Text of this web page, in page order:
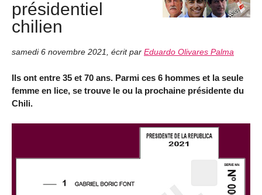
présidentiel
chilien
samedi 6 novembre 2021, écrit par Eduardo Olivares Palma
Ils ont entre 35 et 70 ans. Parmi ces 6 hommes et la seule
femme en lice, se trouve le ou la prochaine présidente du
Chili.